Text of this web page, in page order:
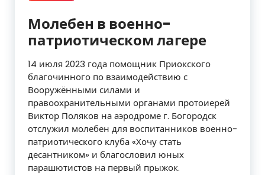
Молебен в военно-
патриотическом лагере
14 июля 2023 года помощник Приокского
благочинного по взаимодействию с
Вооружёнными силами и
правоохранительными органами протоиерей
Виктор Поляков на аэродроме г. Богородск
отслужил молебен для воспитанников военно-
патриотического клуба «Хочу стать
десантником» и благословил юных
парашютистов на первый прыжок.